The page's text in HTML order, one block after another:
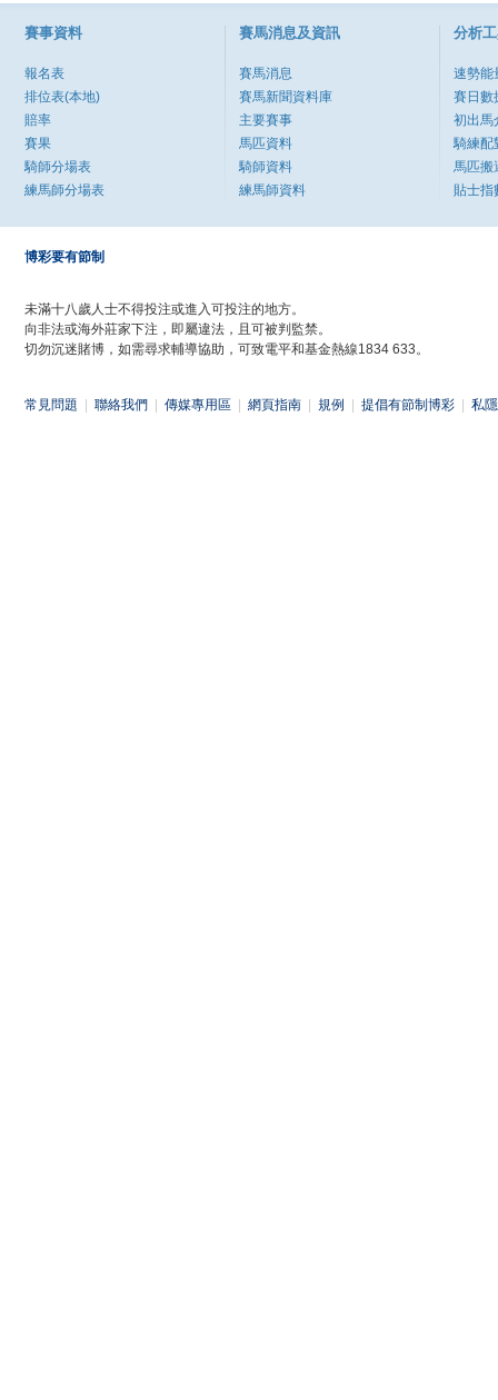
賽事資料
報名表
排位表(本地)
賠率
賽果
騎師分場表
練馬師分場表
賽馬消息及資訊
賽馬消息
賽馬新聞資料庫
主要賽事
馬匹資料
騎師資料
練馬師資料
分析
速勢能
賽日數
初出馬
騎練配
馬匹搬
貼士指
博彩要有節制
未滿十八歲人士不得投注或進入可投注的地方。
向非法或海外莊家下注，即屬違法，且可被判監禁。
切勿沉迷賭博，如需尋求輔導協助，可致電平和基金熱線1834 633。
常見問題 聯絡我們 傳媒專用區 網頁指南 規例 提倡有節制博彩 私